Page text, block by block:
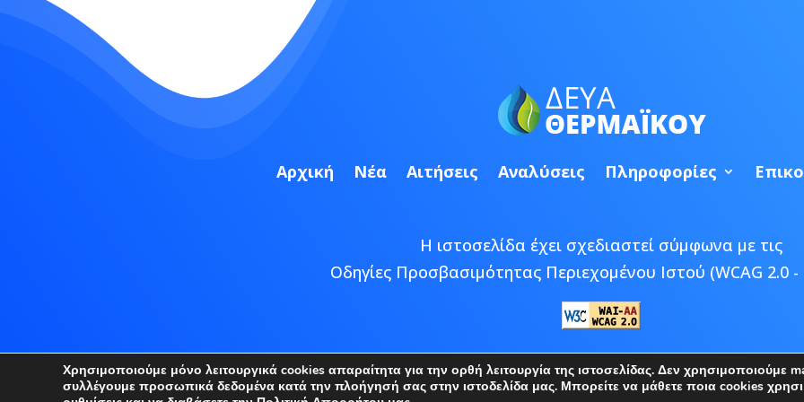
Αρχική Νέα Αιτήσεις Αναλύσεις Πληροφορίες
Η ιστοσελίδα έχει σχεδιαστεί σύμφωνα με τις
Οδηγίες Προσβασιμότητας Περιεχομένου Ιστού (WCAG 2.0 -
Copyright © 2026 ΔΕΥΑ Θερμαϊκού | Developed byEpic Bee
Χρησιμοποιούμε μόνο λειτουργικά cookies απαραίτητα για την ορθή λειτουργία της ιστοσελίδας. Δεν χρησιμοποιούμε
συλλέγουμε προσωπικά δεδομένα κατά την πλοήγησή σας στην ιστοδελίδα μας. Μπορείτε να μάθετε ποια cookies